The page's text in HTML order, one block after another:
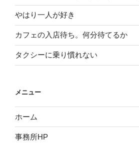
やはり一人が好き
カフェの入店待ち。何分待てるか
タクシーに乗り慣れない
メニュー
ホーム
事務所HP